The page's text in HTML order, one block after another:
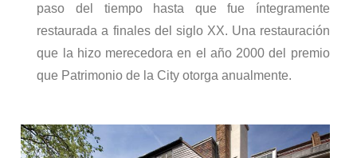
paso del tiempo hasta que fue íntegramente
restaurada a finales del siglo XX. Una restauración
que la hizo merecedora en el año 2000 del premio
que Patrimonio de la City otorga anualmente.